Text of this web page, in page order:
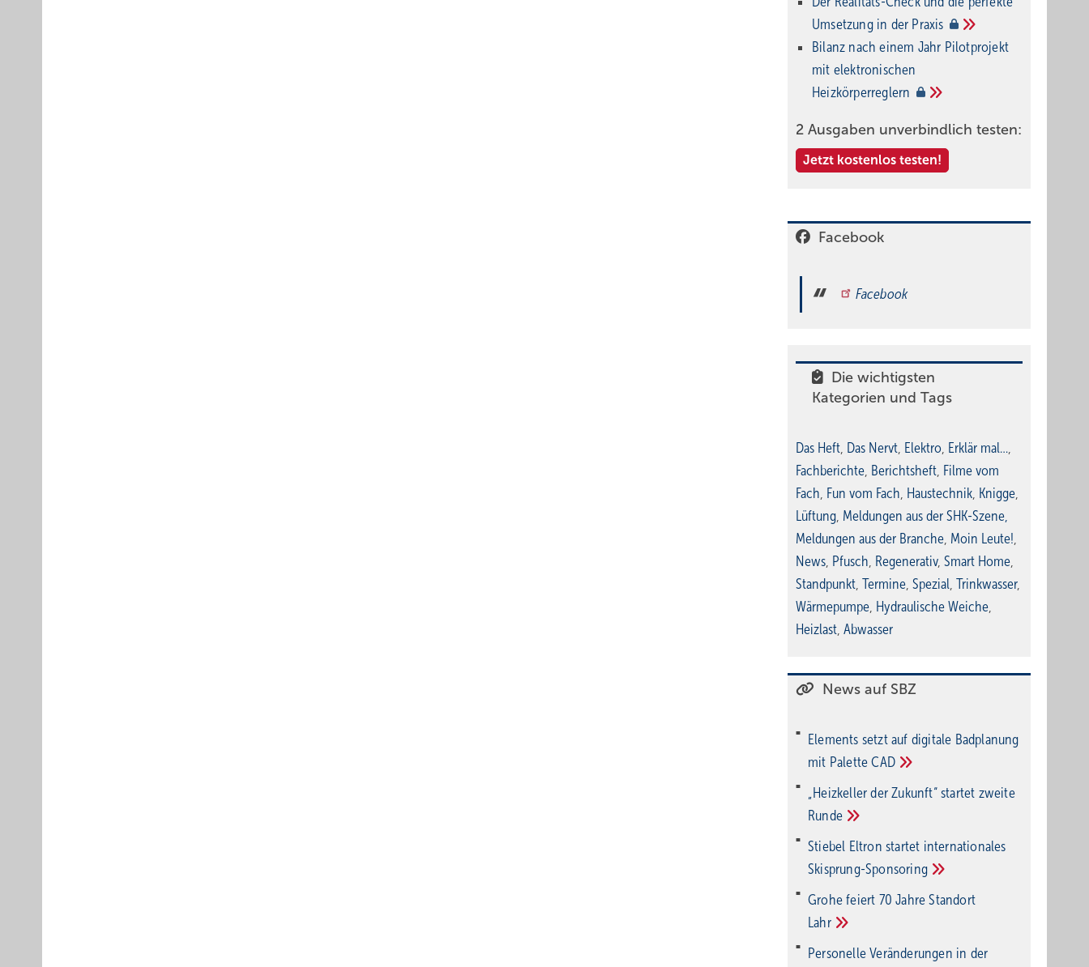
Umsetzung in der Praxis
Bilanz nach einem Jahr Pilotprojekt
mit elektronischen
Heizkörperreglern
2 Ausgaben unverbindlich testen:
Jetzt kostenlos testen!
Facebook
Facebook
Die wichtigsten
Kategorien und Tags
Das Heft, Das Nervt, Elektro, Erklär mal…,
Fachberichte, Berichtsheft, Filme vom
Fach, Fun vom Fach, Haustechnik, Knigge,
Lüftung, Meldungen aus der SHK-Szene,
Meldungen aus der Branche, Moin Leute!,
News, Pfusch, Regenerativ, Smart Home,
Standpunkt, Termine, Spezial, Trinkwasser,
Wärmepumpe, Hydraulische Weiche,
Heizlast, Abwasser
News auf SBZ
Elements setzt auf di­gi­ta­le Bad­pla­nung
mit PaletteCAD
„Heizkeller der Zu­kunft“ star­tet zwei­te
Run­de
Stiebel Eltron startet internatio­nales
Ski­sprung-Spon­soring
Grohe feiert 70 Jahre Standort
Lahr
Personelle Veränderungen in der